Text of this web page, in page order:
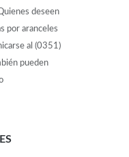
deseen
por aranceles
al (0351)
pueden